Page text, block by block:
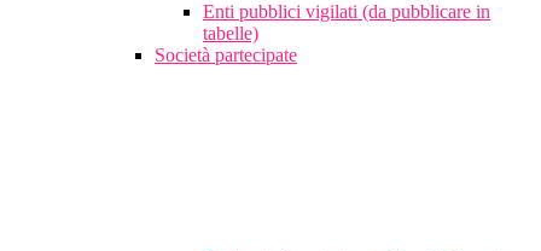
Enti pubblici vigilati (da pubblicare in
tabelle)
Società partecipate